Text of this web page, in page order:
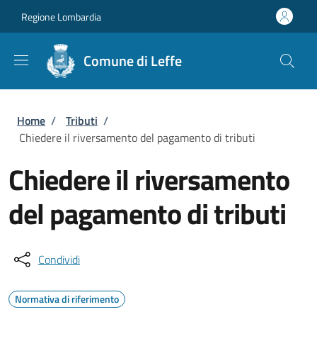
Regione Lombardia
Comune di Leffe
Briciole di pane
Home / Tributi /
Chiedere il riversamento del pagamento di tributi
Chiedere il riversamento
del pagamento di tributi
Condividi
Normativa di riferimento